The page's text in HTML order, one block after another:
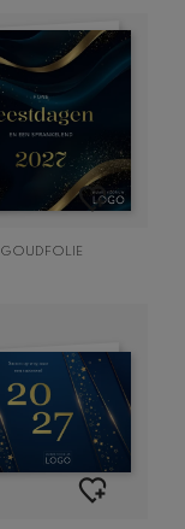
GOUDFOLIE